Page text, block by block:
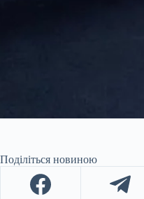
Поділіться новиною